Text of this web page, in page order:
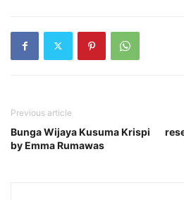
Previous article
Bunga Wijaya Kusuma Krispi
by Emma Rumawas